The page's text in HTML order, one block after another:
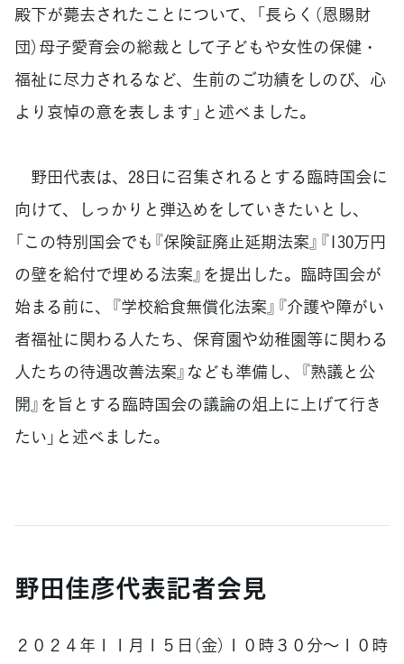
殿下が薨去されたことについて、「長らく（恩賜財
団）母子愛育会の総裁として子どもや女性の保健・
福祉に尽力されるなど、生前のご功績をしのび、心
より哀悼の意を表します」と述べました。
野田代表は、28日に召集されるとする臨時国会に
向けて、しっかりと弾込めをしていきたいとし、
「この特別国会でも『保険証廃止延期法案』『130万円
の壁を給付で埋める法案』を提出した。臨時国会が
始まる前に、『学校給食無償化法案』『介護や障がい
者福祉に関わる人たち、保育園や幼稚園等に関わる
人たちの待遇改善法案』なども準備し、『熟議と公
開』を旨とする臨時国会の議論の俎上に上げて行き
たい」と述べました。
野田佳彦代表記者会見
２０２４年１１月１５日（金）１０時３０分～１０時